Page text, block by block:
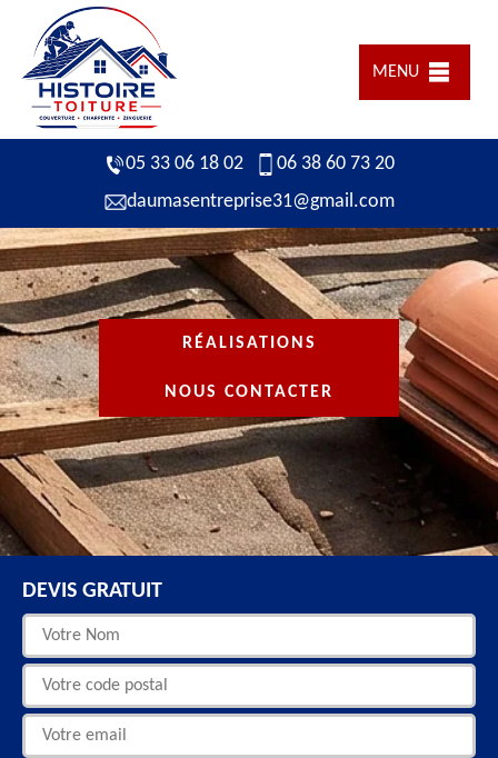
MENU
05 33 06 18 02
06 38 60 73 20
daumasentreprise31@gmail.com
RÉALISATIONS
NOUS CONTACTER
DEVIS GRATUIT